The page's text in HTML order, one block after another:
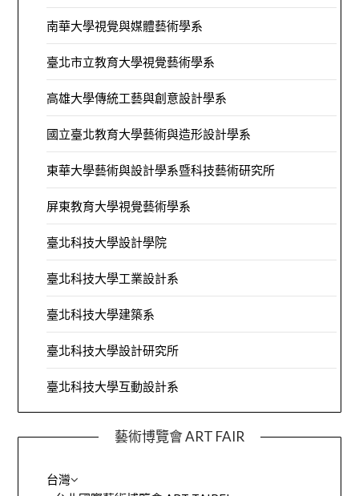
南華大學視覺與媒體藝術學系
臺北市立教育大學視覺藝術學系
高雄大學傳統工藝與創意設計學系
國立臺北教育大學藝術與造形設計學系
東華大學藝術與設計學系暨科技藝術研究所
屏東教育大學視覺藝術學系
臺北科技大學設計學院
臺北科技大學工業設計系
臺北科技大學建築系
臺北科技大學設計研究所
臺北科技大學互動設計系
藝術博覽會 ART FAIR
台灣